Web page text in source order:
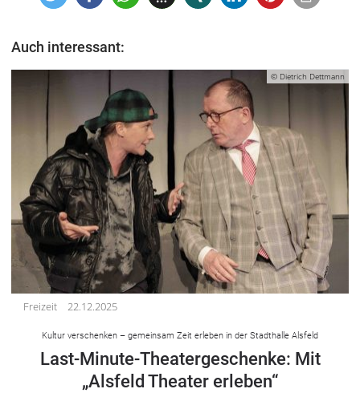
Auch interessant:
© Dietrich Dettmann
Freizeit 22.12.2025
Kultur verschenken – gemeinsam Zeit erleben in der Stadthalle Alsfeld
Last-Minute-Theatergeschenke: Mit
„Alsfeld Theater erleben“